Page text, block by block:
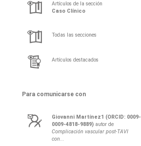
Artículos de la sección
Caso Clínico
Todas las secciones
Artículos destacados
Para comunicarse con
Giovanni Martínez1 (ORCID: 0009-
0009-4818-9889) autor de
Complicación vascular post-TAVI
con...